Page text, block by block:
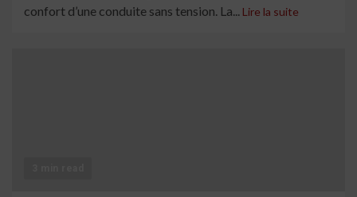
confort d’une conduite sans tension. La... Lire la suite